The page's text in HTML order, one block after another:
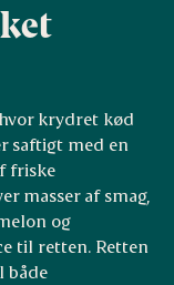
krydret kød
saftigt med en
friske
masser af smag,
og
til retten. Retten
både